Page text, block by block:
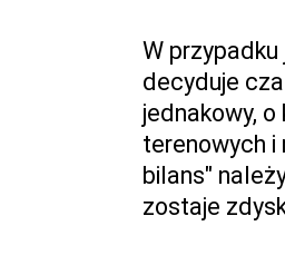
W
decyduje
jednakowy,
terenowych
bilans"
zostaje